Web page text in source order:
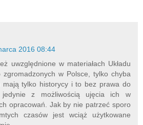
2016 08:44
uwzględnione w materiałach Układu
zgromadzonych w Polsce, tylko chyba
mają tylko historycy i to bez prawa do
jedynie z możliwością ujęcia ich w
opracowań. Jak by nie patrzeć sporo
czasów jest wciąż użytkowane